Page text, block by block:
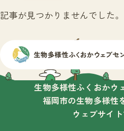
記事が見つかりませんでした。
生物多様性ふくおかウ
福岡市の生物多様性
ウェブサイト